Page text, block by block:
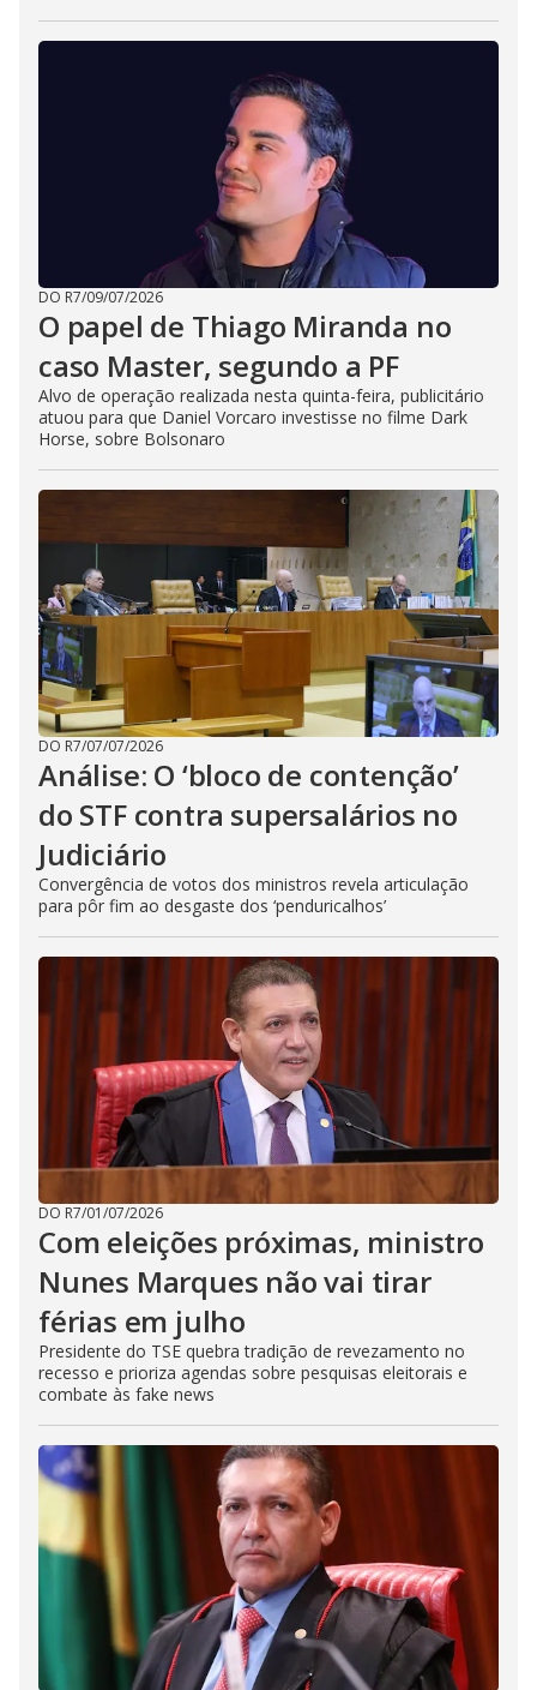
DO R7/09/07/2026
O papel de Thiago Miranda no
caso Master, segundo a PF
Alvo de operação realizada nesta quinta-feira, publicitário
atuou para que Daniel Vorcaro investisse no filme Dark
Horse, sobre Bolsonaro
DO R7/07/07/2026
Análise: O ‘bloco de contenção’
do STF contra supersalários no
Judiciário
Convergência de votos dos ministros revela articulação
para pôr fim ao desgaste dos ‘penduricalhos’
DO R7/01/07/2026
Com eleições próximas, ministro
Nunes Marques não vai tirar
férias em julho
Presidente do TSE quebra tradição de revezamento no
recesso e prioriza agendas sobre pesquisas eleitorais e
combate às fake news